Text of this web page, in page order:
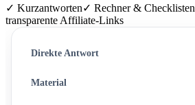
✓ Kurzantworten✓ Rechner & Checklisten
transparente Affiliate-Links
Direkte Antwort
Material